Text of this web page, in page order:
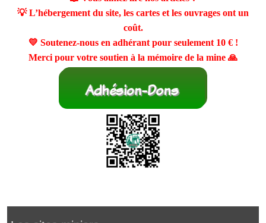
💡 L’hébergement du site, les cartes et les ouvrages ont un
coût.
💛 Soutenez-nous en adhérant pour seulement 10 €!
Merci pour votre soutien à la mémoire de la mine 🙏